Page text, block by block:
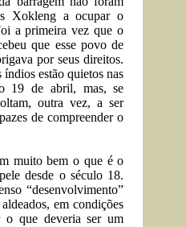
Xokleng a ocupar o
a primeira vez que o
que esse povo de
por seus direitos.
estão quietos nas
19 de abril, mas, se
outra vez, a ser
de compreender o
muito bem o que é o
desde o século 18.
“desenvolvimento”
em condições
o que deveria ser um